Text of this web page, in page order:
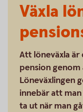
Växla
Att löneväxla
pension genom
Löneväxlingen
innebär att
ta ut när man